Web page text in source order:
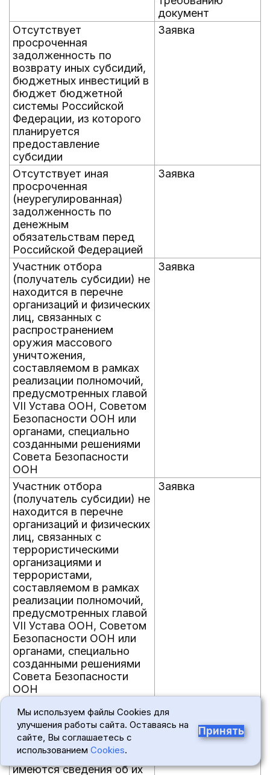
документ
Отсутствует
просроченная
задолженность по
возврату иных субсидий,
бюджетных инвестиций в
бюджет бюджетной
системы Российской
Федерации, из которого
планируется
предоставление
субсидии
Заявка
Отсутствует иная
просроченная
(неурегулированная)
задолженность по
денежным
обязательствам перед
Российской Федерацией
Заявка
Участник отбора
(получатель субсидии) не
находится в перечне
организаций и физических
лиц, связанных с
распространением
оружия массового
уничтожения,
составляемом в рамках
реализации полномочий,
предусмотренных главой
VII Устава ООН, Советом
Безопасности ООН или
органами, специально
созданными решениями
Совета Безопасности
ООН
Заявка
Участник отбора
(получатель субсидии) не
находится в перечне
организаций и физических
лиц, связанных с
террористическими
организациями и
террористами,
составляемом в рамках
реализации полномочий,
предусмотренных главой
VII Устава ООН, Советом
Безопасности ООН или
органами, специально
созданными решениями
Совета Безопасности
ООН
Заявка
Участник отбора не
должен находиться в
перечне организаций и
физических лиц, в
отношении которых
имеются сведения об их
Мы используем файлы Cookies для
улучшения работы сайта. Оставаясь на
сайте, Вы соглашаетесь с
использованием Cookies.
Принять